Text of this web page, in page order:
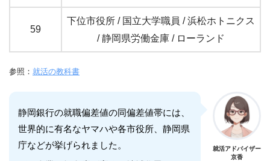
59
下位市役所 / 国立大学職員 / 浜松ホトニクス
/ 静岡県労働金庫 / ローランド
参照： 就活の教科書
静岡銀行の就職偏差値の同偏差値帯には、
世界的に有名なヤマハや各市役所、静岡県
庁などが挙げられました。
就活アドバイザー
京香